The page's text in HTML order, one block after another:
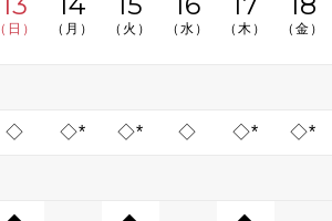
（日） （月） （火） （水） （木） （金）
◇ ◇* ◇* ◇ ◇* ◇*